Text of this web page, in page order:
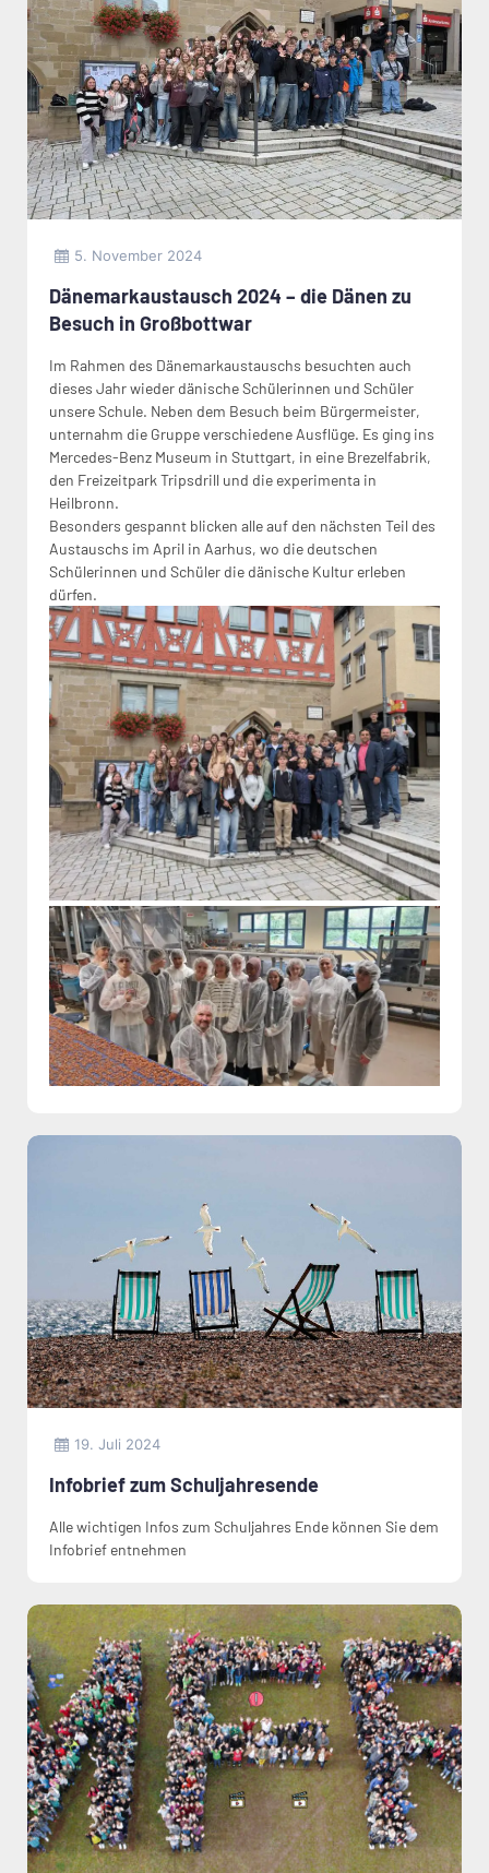
5. November 2024
Dänemarkaustausch 2024 – die Dänen zu
Besuch in Großbottwar
Im Rahmen des Dänemarkaustauschs besuchten auch
dieses Jahr wieder dänische Schülerinnen und Schüler
unsere Schule. Neben dem Besuch beim Bürgermeister,
unternahm die Gruppe verschiedene Ausflüge. Es ging ins
Mercedes-Benz Museum in Stuttgart, in eine Brezelfabrik,
den Freizeitpark Tripsdrill und die experimenta in
Heilbronn.
Besonders gespannt blicken alle auf den nächsten Teil des
Austauschs im April in Aarhus, wo die deutschen
Schülerinnen und Schüler die dänische Kultur erleben
dürfen.
19. Juli 2024
Infobrief zum Schuljahresende
Alle wichtigen Infos zum Schuljahres Ende können Sie dem
Infobrief entnehmen